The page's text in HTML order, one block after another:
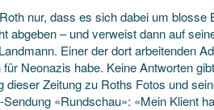
nur, dass es sich dabei um blosse
abgeben – und verweist dann auf
Einer der dort arbeitenden
Neonazis habe. Keine Antworten
Zeitung zu Roths Fotos und
«Rundschau»: «Mein Klient